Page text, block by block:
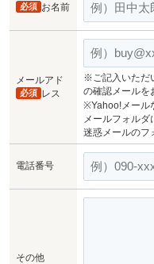
お名前
必須
メールアド
レス
必須
※ご記入いただ
の確認メールを
※Yahoo!メール
メールフォルダ
迷惑メールのフ
電話番号
その他